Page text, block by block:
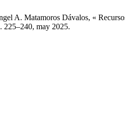
A. Matamoros Dávalos, «
225–240, may 2025.